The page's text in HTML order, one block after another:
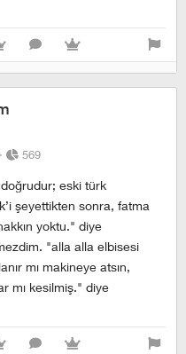
· 569
eski türk
şeyettikten sonra, fatma
yoktu." diye
"alla alla elbisesi
mı makineye atsın,
mı kesilmiş." diye